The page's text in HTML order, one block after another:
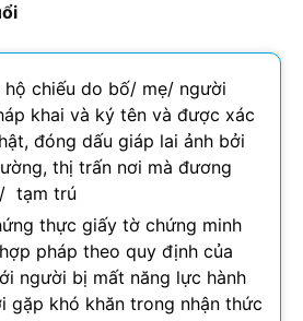
hộ chiếu do bố/ mẹ/ người
khai và ký tên và được xác
đóng dấu giáp lai ảnh bởi
thị trấn nơi mà đương
tạm trú
thực giấy tờ chứng minh
pháp theo quy định của
người bị mất năng lực hành
gặp khó khăn trong nhận thức